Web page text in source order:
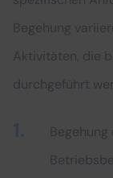
Begehung
Aktivitäten, die
durchgeführt